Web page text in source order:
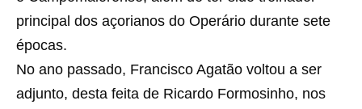
principal dos açorianos do Operário durante sete
épocas.
No ano passado, Francisco Agatão voltou a ser
adjunto, desta feita de Ricardo Formosinho, nos